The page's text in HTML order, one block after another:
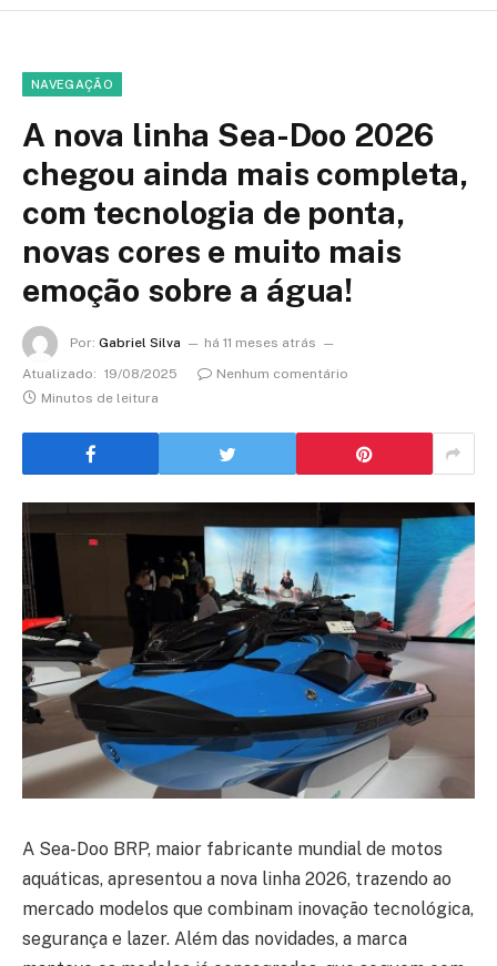
NAVEGAÇÃO
A nova linha Sea-Doo 2026
chegou ainda mais completa,
com tecnologia de ponta,
novas cores e muito mais
emoção sobre a água!
Por: Gabriel Silva
há 11 meses atrás
Atualizado: 19/08/2025
Nenhum comentário
Minutos de leitura
A Sea-Doo BRP, maior fabricante mundial de motos
aquáticas, apresentou a nova linha 2026, trazendo ao
mercado modelos que combinam inovação tecnológica,
segurança e lazer. Além das novidades, a marca